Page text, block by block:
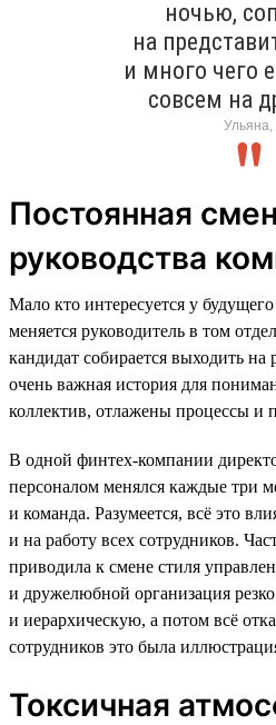
ночью,
на
и много чего
совсем на
Ульяна,
Постоянная
руководства
Мало кто интересуется у будущего
меняется руководитель в том
кандидат собирается выходить на
очень важная история для
коллектив, отлажены процессы и
В одной финтех-компании
персоналом менялся каждые три
и команда. Разумеется, всё это
и на работу всех сотрудников.
приводила к смене стиля
и дружелюбной организация
и иерархическую, а потом всё
сотрудников это была
Токсичная